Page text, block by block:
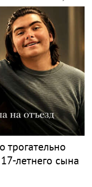
трогательно
летнего сына